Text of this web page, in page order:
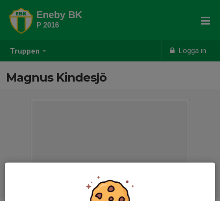
Truppen Logga in
Eneby BK
P 2016
Magnus Kindesjö